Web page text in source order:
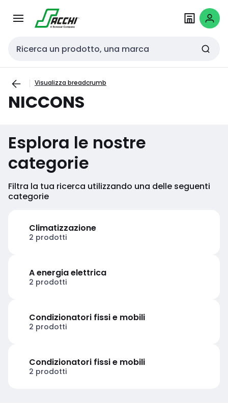
navigazionecontenuto
Cerca input
Visualizza breadcrumb
NICCONS
Esplora le nostre
categorie
Filtra la tua ricerca utilizzando una delle seguenti
categorie
Climatizzazione
2 prodotti
A energia elettrica
2 prodotti
Condizionatori fissi e mobili
2 prodotti
Condizionatori fissi e mobili
2 prodotti